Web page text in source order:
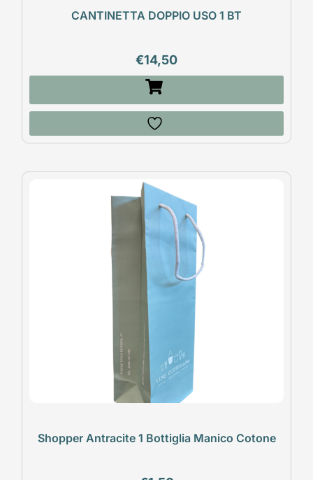
CANTINETTA DOPPIO USO 1 BT
€14,50
Shopper Antracite 1 Bottiglia Manico Cotone